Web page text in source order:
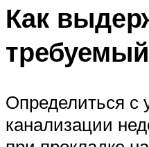
Как
Определиться с
канализации